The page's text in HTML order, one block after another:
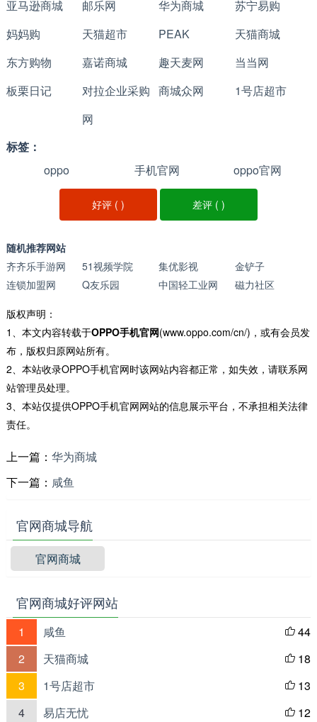
【双核对焦】
双核对焦是OPPO R9s在索尼IMX398传感器的基础上搭
载的一种对焦技术。“双核”指的是把像素当中的光电二极管一
分为二，让分开后的光电二极管能独立接收光线，形成的相
位差就是驱动马达进行对焦的“依据”，而独立的2个光电二极
这就意味着单个对焦像素进光量提升了100%，对焦的精准度
和速度也会有所提升。
超清画质是指一种OPPO独家研发的拍照技术，即采用多
帧合成超采样技术，以数张CMOS有效像素输出尺寸的照片
合成为一张超高像素的照片，以便获得更大的画幅以及更多
的细节。
OPPO Find 7是首款搭载超清画质技术的智能手机，可
输出最高5000万像素的照片。OPPO N3在Find7基础上做了
提升，可输出最高达6400万像素的照片。OPPO旗下R9s、
R9s Plus等大部分智能手机均可搭载超清画质功能。
【极致美颜】
极致美颜是一种基于OPPO手机硬件的专属软件技术。当
脸部，并智能分析出相应的年龄，给出相应合适的美肤效
极致美颜，到OPPO N3的极致美颜3.0，再到R9系列的极致
美颜4.0，极致美颜已经更新了4个版本，OPPO一直坚持将最
好的自拍硬件与最好的自拍软件相结合，手机自拍潮流。
【电动旋转摄像头】
继OPPO N1推出了旋转摄像头后，OPPO N3再度发力推
亚马逊商城 邮乐网 华为商城
苏宁易购
妈妈购
天猫超市 PEAK
天猫商城
东方购物
嘉诺商城 趣天麦网
当当网
板栗日记
对拉企业采购
网
商城众网 1号店超市
标签：
oppo
手机官网 oppo官网
好评 () 差评 ( )
随机推荐网站
齐齐乐手游网
51视频学院 集优影视
金铲子
连锁加盟网
Q友乐园 中国轻工业网 磁力社区
版权声明：
1、本文内容转载于OPPO手机官网(www.oppo.com/cn/)，或有会员发
布，版权归原网站所有。
2、本站收录OPPO手机官网时该网站内容都正常，如失效，请联系网
站管理员处理。
3、本站仅提供OPPO手机官网网站的信息展示平台，不承担相关法律
责任。
上一篇： 华为商城
下一篇： 咸鱼
官网商城导航
官网商城
官网商城好评网站
1 咸鱼  44
2
天猫商城  18
3
1号店超市  13
4
易店无忧  12